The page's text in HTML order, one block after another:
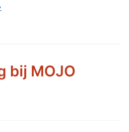
bij MOJO